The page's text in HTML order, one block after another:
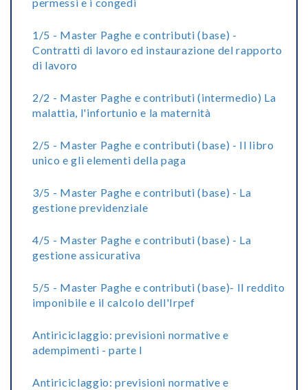
1/5 - Master Paghe e contributi (base) -
Contratti di lavoro ed instaurazione del rapporto
di lavoro
2/2 - Master Paghe e contributi (intermedio) La
malattia, l'infortunio e la maternità
2/5 - Master Paghe e contributi (base) - Il libro
unico e gli elementi della paga
3/5 - Master Paghe e contributi (base) - La
gestione previdenziale
4/5 - Master Paghe e contributi (base) - La
gestione assicurativa
5/5 - Master Paghe e contributi (base)- Il reddito
imponibile e il calcolo dell'Irpef
Antiriciclaggio: previsioni normative e
adempimenti - parte I
Antiriciclaggio: previsioni normative e